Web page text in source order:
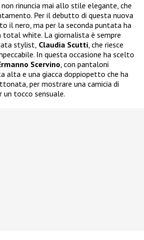
non rinuncia mai allo stile elegante, che
Per il debutto di questa nuova
il nero, ma per la seconda puntata ha
white. La giornalista è sempre
stylist, Claudia Scutti, che riesce
In questa occasione ha scelto
Scervino, con pantaloni
alta e una giacca doppiopetto che ha
per mostrare una camicia di
tocco sensuale.